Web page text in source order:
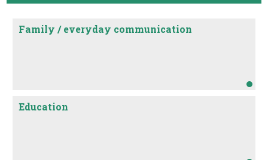
Family / everyday communication
Education